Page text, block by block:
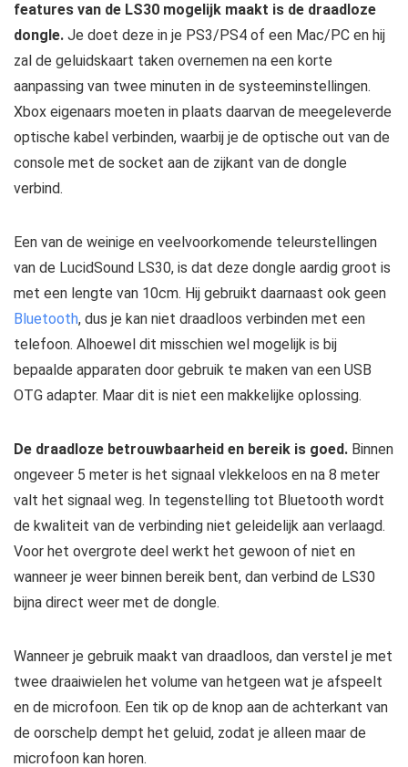
features van de LS30 mogelijk maakt is de draadloze
dongle. Je doet deze in je PS3/PS4 of een Mac/PC en hij
zal de geluidskaart taken overnemen na een korte
aanpassing van twee minuten in de systeeminstellingen.
Xbox eigenaars moeten in plaats daarvan de meegeleverde
optische kabel verbinden, waarbij je de optische out van de
console met de socket aan de zijkant van de dongle
verbind.
Een van de weinige en veelvoorkomende teleurstellingen
van de LucidSound LS30, is dat deze dongle aardig groot is
met een lengte van 10cm. Hij gebruikt daarnaast ook geen
Bluetooth, dus je kan niet draadloos verbinden met een
telefoon. Alhoewel dit misschien wel mogelijk is bij
bepaalde apparaten door gebruik te maken van een USB
OTG adapter. Maar dit is niet een makkelijke oplossing.
De draadloze betrouwbaarheid en bereik is goed. Binnen
ongeveer 5 meter is het signaal vlekkeloos en na 8 meter
valt het signaal weg. In tegenstelling tot Bluetooth wordt
de kwaliteit van de verbinding niet geleidelijk aan verlaagd.
Voor het overgrote deel werkt het gewoon of niet en
wanneer je weer binnen bereik bent, dan verbind de LS30
bijna direct weer met de dongle.
Wanneer je gebruik maakt van draadloos, dan verstel je met
twee draaiwielen het volume van hetgeen wat je afspeelt
en de microfoon. Een tik op de knop aan de achterkant van
de oorschelp dempt het geluid, zodat je alleen maar de
microfoon kan horen.